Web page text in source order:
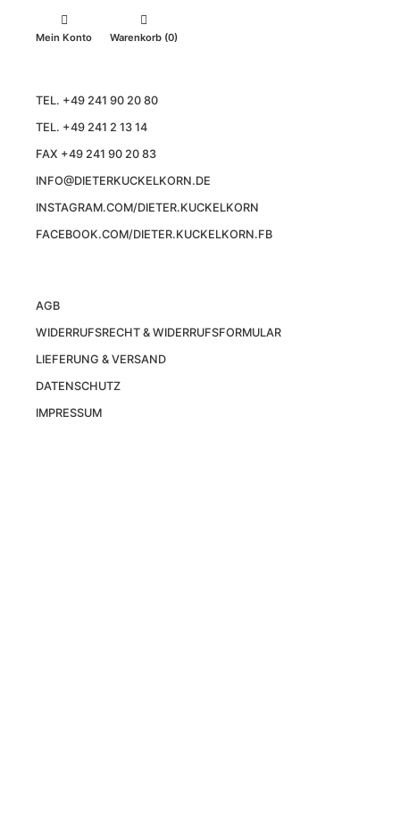
Mein Konto Warenkorb (0)
TEL. +49 241 90 20 80
TEL. +49 241 2 13 14
FAX +49 241 90 20 83
INFO@DIETERKUCKELKORN.DE
INSTAGRAM.COM/DIETER.KUCKELKORN
FACEBOOK.COM/DIETER.KUCKELKORN.FB
AGB
WIDERRUFSRECHT & WIDERRUFSFORMULAR
LIEFERUNG & VERSAND
DATENSCHUTZ
IMPRESSUM